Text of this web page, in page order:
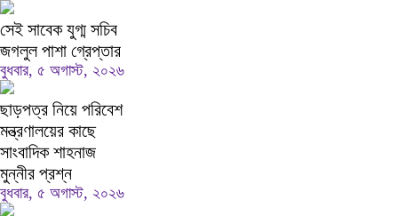
সেই সাবেক যুগ্ম সচিব
জগলুল পাশা গ্রেপ্তার
বুধবার, ৫ অগাস্ট, ২০২৬
ছাড়পত্র নিয়ে পরিবেশ
মন্ত্রণালয়ের কাছে
সাংবাদিক শাহনাজ
মুন্নীর প্রশ্ন
বুধবার, ৫ অগাস্ট, ২০২৬